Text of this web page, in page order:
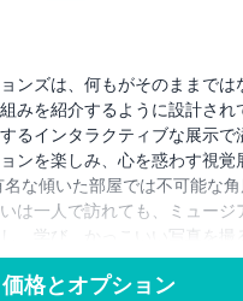
ンズは、何もがそのままで
みを紹介するように設計さ
るインタラクティブな展示
ンを楽しみ、心を惑わす視
な傾いた部屋では不可能な
は一人で訪れても、ミュー
、学び、かっこいい写真を
格とオプション